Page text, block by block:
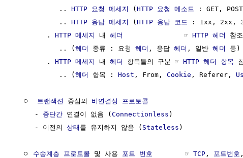
           ..
HTTP 요청 메세지 (HTTP 요청 메소드
: GET,
           ..
HTTP 응답 메세지 (HTTP 응답 코드
: 1xx, 2xx,
        .
HTTP 메세지 내 헤더
               ☞
HTTP 헤더
참조
           .. (
헤더 종류 : 요청 헤더 , 응답 헤더 , 일반 헤더
등)
        .
HTTP 메세지 내 헤더 항목들의 구분 ☞ HTTP 헤더 항목
           .. (
헤더 항목 : Host , From, Cookie , Referer,
  ㅇ
트랜잭션 중심의 비연결성
프로토콜
     -
종단간 연결이 없음 (Connectionless )
     - 이전의
상태 를 유지하지 않음 ( Stateless )
  ㅇ
수송계층 프로토콜 및 사용 포트 번호
        ☞
TCP , 포트번호